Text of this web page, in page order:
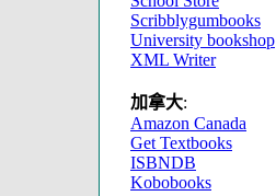
Scribblygumbooks
University bookshop
XML Writer
加拿大:
Amazon Canada
Get Textbooks
ISBNDB
Kobobooks